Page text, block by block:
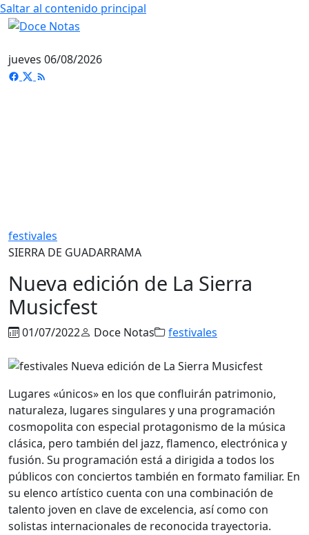
Saltar al contenido principal
jueves 06/08/2026
festivales
SIERRA DE GUADARRAMA
Nueva edición de La Sierra
Musicfest
01/07/2022 Doce Notas festivales
Lugares «únicos» en los que confluirán patrimonio,
naturaleza, lugares singulares y una programación
cosmopolita con especial protagonismo de la música
clásica, pero también del jazz, flamenco, electrónica y
fusión. Su programación está a dirigida a todos los
públicos con conciertos también en formato familiar. En
su elenco artístico cuenta con una combinación de
talento joven en clave de excelencia, así como con
solistas internacionales de reconocida trayectoria.